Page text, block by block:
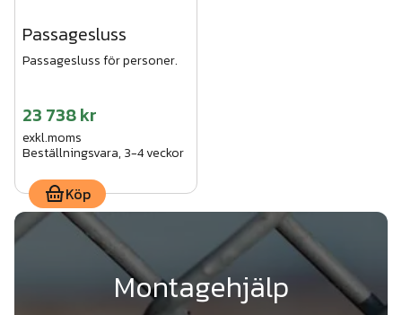
Passagesluss
Passagesluss för personer.
23 738 kr
exkl.moms
Beställningsvara, 3-4 veckor
Köp
Montagehjälp